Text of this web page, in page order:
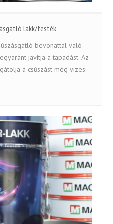
lakk/festék
bevonattal való
javítja a tapadást. Az
a csúszást még vizes